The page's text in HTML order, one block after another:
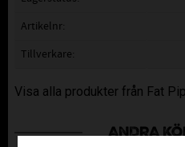
Artikelnr
Tillverkare
Visa alla produkter från Fat
ANDRA